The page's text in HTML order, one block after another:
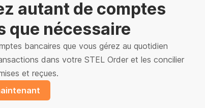
autant de comptes
que nécessaire
bancaires que vous gérez au quotidien
dans votre STEL Order et les concilier
et reçues.